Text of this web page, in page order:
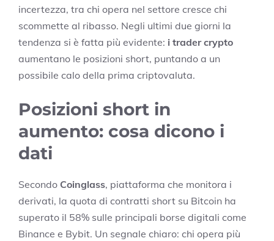
incertezza, tra chi opera nel settore cresce chi
scommette al ribasso. Negli ultimi due giorni la
tendenza si è fatta più evidente: i trader crypto
aumentano le posizioni short, puntando a un
possibile calo della prima criptovaluta.
Posizioni short in
aumento: cosa dicono i
dati
Secondo Coinglass, piattaforma che monitora i
derivati, la quota di contratti short su Bitcoin ha
superato il 58% sulle principali borse digitali come
Binance e Bybit. Un segnale chiaro: chi opera più